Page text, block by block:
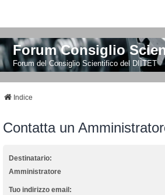
Forum Consiglio
Forum del Consiglio Scientifico del DIITET
Indice
Contatta un
Destinatario:
Amministratore
Tuo indirizzo email: